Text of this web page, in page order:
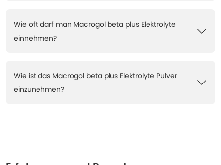
Wie oft darf man Macrogol beta plus Elektrolyte
einnehmen?
Wie ist das Macrogol beta plus Elektrolyte Pulver
einzunehmen?